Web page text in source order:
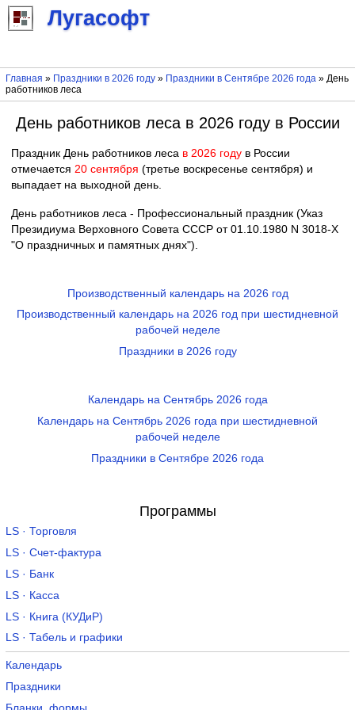
Лугасофт
Главная » Праздники в 2026 году» Праздники в Сентябре 2026 года» День
работников леса
День работников леса в 2026 году в России
Праздник День работников леса в 2026 годув России
отмечается 20 сентября (третье воскресенье сентября) и
выпадает на выходной день.
День работников леса - Профессиональный праздник (Указ
Президиума Верховного Совета СССР от 01.10.1980 N 3018-X
"О праздничных и памятных днях").
Производственный календарь на 2026 год
Производственный календарь на 2026 год при шестидневной
рабочей неделе
Праздники в 2026 году
Календарь на Сентябрь 2026 года
Календарь на Сентябрь 2026 года при шестидневной
рабочей неделе
Праздники в Сентябре 2026 года
Программы
LS · Торговля
LS · Счет-фактура
LS · Банк
LS · Касса
LS · Книга (КУДиР)
LS · Табель и графики
Календарь
Праздники